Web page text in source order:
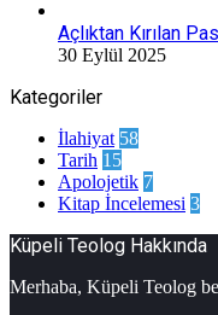
Açlıktan Kırılan
30 Eylül 2025
Kategoriler
İlahiyat 58
Tarih 15
Apolojetik 7
Kitap İncelemesi 3
Küpeli Teolog Hakkında
Merhaba, Küpeli Teolog